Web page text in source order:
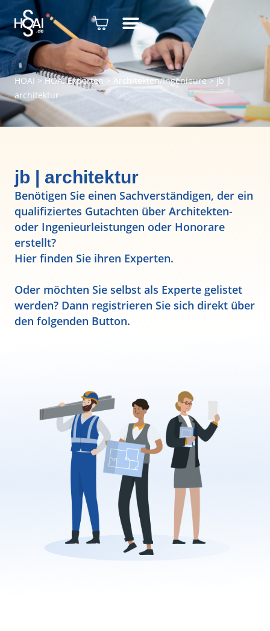
HOAI > HOAI Experten> Architekten/Ingenieure>jb |
architektur
jb | architektur
Benötigen Sie einen Sachverständigen, der ein
qualifiziertes Gutachten über Architekten-
oder Ingenieurleistungen oder Honorare
erstellt?
Hier finden Sie ihren Experten.
Oder möchten Sie selbst als Experte gelistet
werden? Dann registrieren Sie sich direkt über
den folgenden Button.